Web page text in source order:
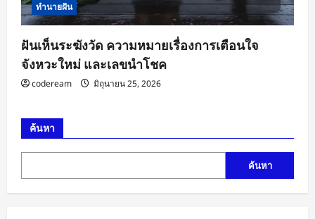
ทำนายฝัน
ฝันเห็นระฆังวัด ความหมายเรื่องการเตือนใจ
จังหวะใหม่ และเลขนำโชค
codeream มิถุนายน 25, 2026
ค้นหา
ค้นหา